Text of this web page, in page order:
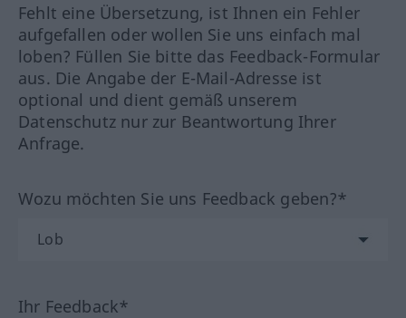
Fehlt eine Übersetzung, ist Ihnen ein Fehler
aufgefallen oder wollen Sie uns einfach mal
loben? Füllen Sie bitte das Feedback-Formular
aus. Die Angabe der E-Mail-Adresse ist
optional und dient gemäß unserem
Datenschutz nur zur Beantwortung Ihrer
Anfrage.
Wozu möchten Sie uns Feedback geben?*
Ihr Feedback*